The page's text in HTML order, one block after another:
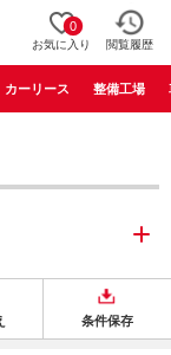
0
お気に入り 閲覧履歴
カーリース 整備工場
条件保存